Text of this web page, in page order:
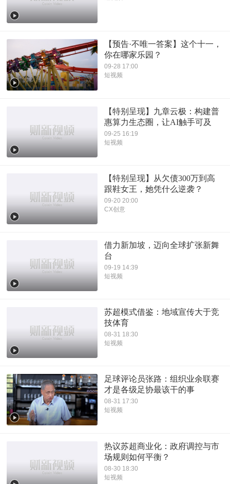
【预告·不唯一答案】这个十一，
你在哪家乐园？
09-28 17:00
短视频
【特别呈现】九章云极：构建普
惠算力生态圈，让AI触手可及
09-25 16:19
短视频
【特别呈现】从欠债300万到高
跟鞋女王，她凭什么逆袭？
09-20 20:00
CX创意
借力新加坡，迈向全球扩张新舞
台
09-19 14:39
短视频
苏超模式借鉴：地域宣传大于竞
技体育
08-31 18:30
短视频
足球评论员张路：组织业余联赛
才是各级足协最该干的事
08-31 17:30
短视频
热议苏超商业化：政府调控与市
场规则如何平衡？
08-30 18:30
短视频